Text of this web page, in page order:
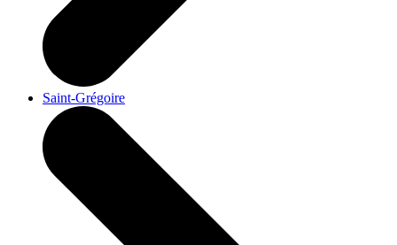
Saint-Grégoire